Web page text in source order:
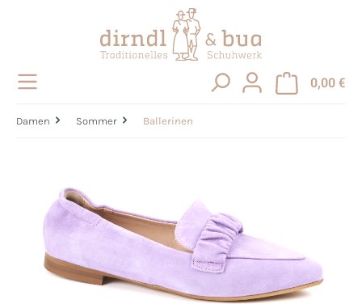
0,00 €
Damen Sommer Ballerinen